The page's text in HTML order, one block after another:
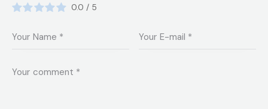
0.0 / 5